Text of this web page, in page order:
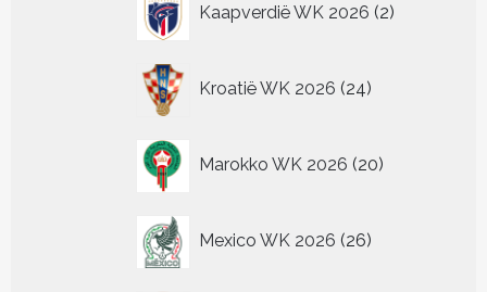
Kaapverdië WK 2026 2
producten
Kroatië WK 2026 24
producten
Marokko WK 2026 20
producten
Mexico WK 2026 26
producten